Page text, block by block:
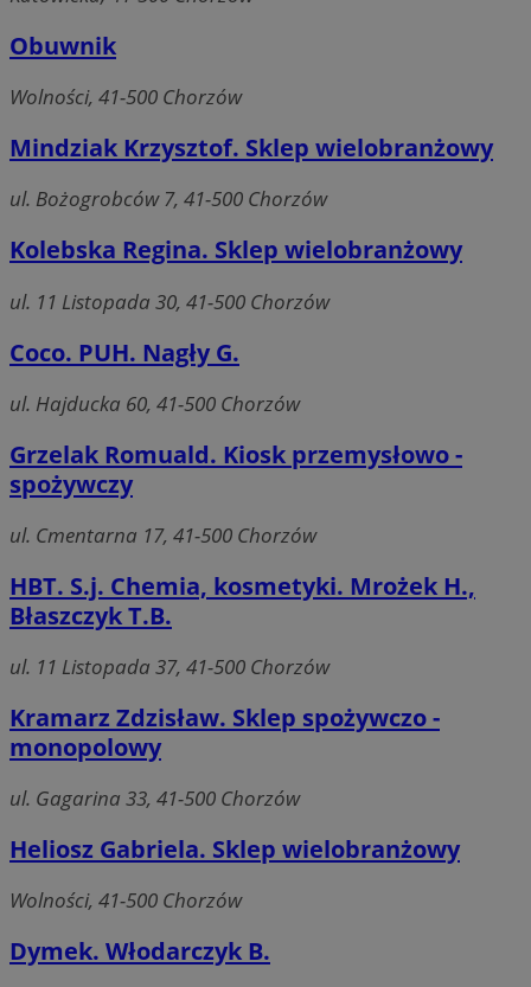
Obuwnik
Wolności, 41-500 Chorzów
Mindziak Krzysztof. Sklep wielobranżowy
ul. Bożogrobców 7, 41-500 Chorzów
Kolebska Regina. Sklep wielobranżowy
ul. 11 Listopada 30, 41-500 Chorzów
Coco. PUH. Nagły G.
ul. Hajducka 60, 41-500 Chorzów
Grzelak Romuald. Kiosk przemysłowo -
spożywczy
ul. Cmentarna 17, 41-500 Chorzów
HBT. S.j. Chemia, kosmetyki. Mrożek H.,
Błaszczyk T.B.
ul. 11 Listopada 37, 41-500 Chorzów
Kramarz Zdzisław. Sklep spożywczo -
monopolowy
ul. Gagarina 33, 41-500 Chorzów
Heliosz Gabriela. Sklep wielobranżowy
Wolności, 41-500 Chorzów
Dymek. Włodarczyk B.